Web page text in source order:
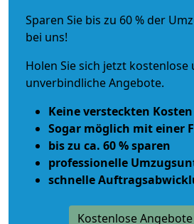
Sparen Sie bis zu 60 % der
bei uns!
Holen Sie sich jetzt kostenlose
unverbindliche Angebote.
Keine versteckten Kosten
Sogar möglich mit einer
bis zu ca. 60 % sparen
professionelle
schnelle
Kostenlose